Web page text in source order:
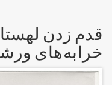
قدم زدن
خرابه‌های